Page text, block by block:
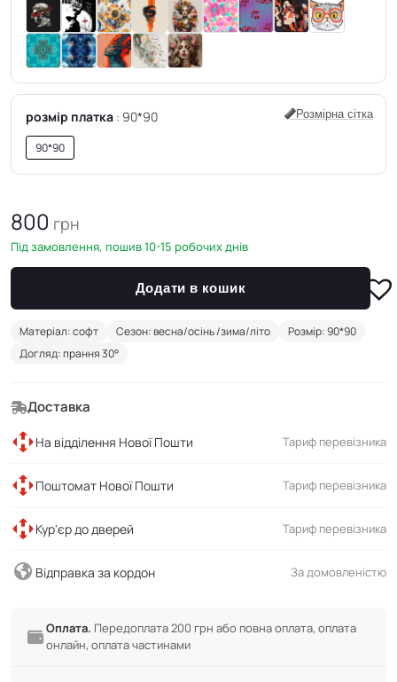
розмір платка 90*90 Розмірна сітка
90*90
800 грн
Під замовлення, пошив 10-15 робочих днів
Додати в кошик
Матеріал: софт Сезон: весна/осінь /зима/літо
Розмір: 90*90
Догляд: прання 30°
Доставка
На відділення Нової Пошти Тариф перевізника
Поштомат Нової Пошти Тариф перевізника
Кур'єр до дверей Тариф перевізника
Відправка за кордон За домовленістю
Оплата. Передоплата 200 грн або повна оплата, оплата
онлайн, оплата частинами